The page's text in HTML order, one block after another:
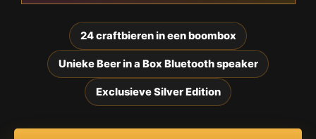
24 craftbieren in een boombox
Unieke Beer in a Box Bluetooth speaker
Exclusieve Silver Edition